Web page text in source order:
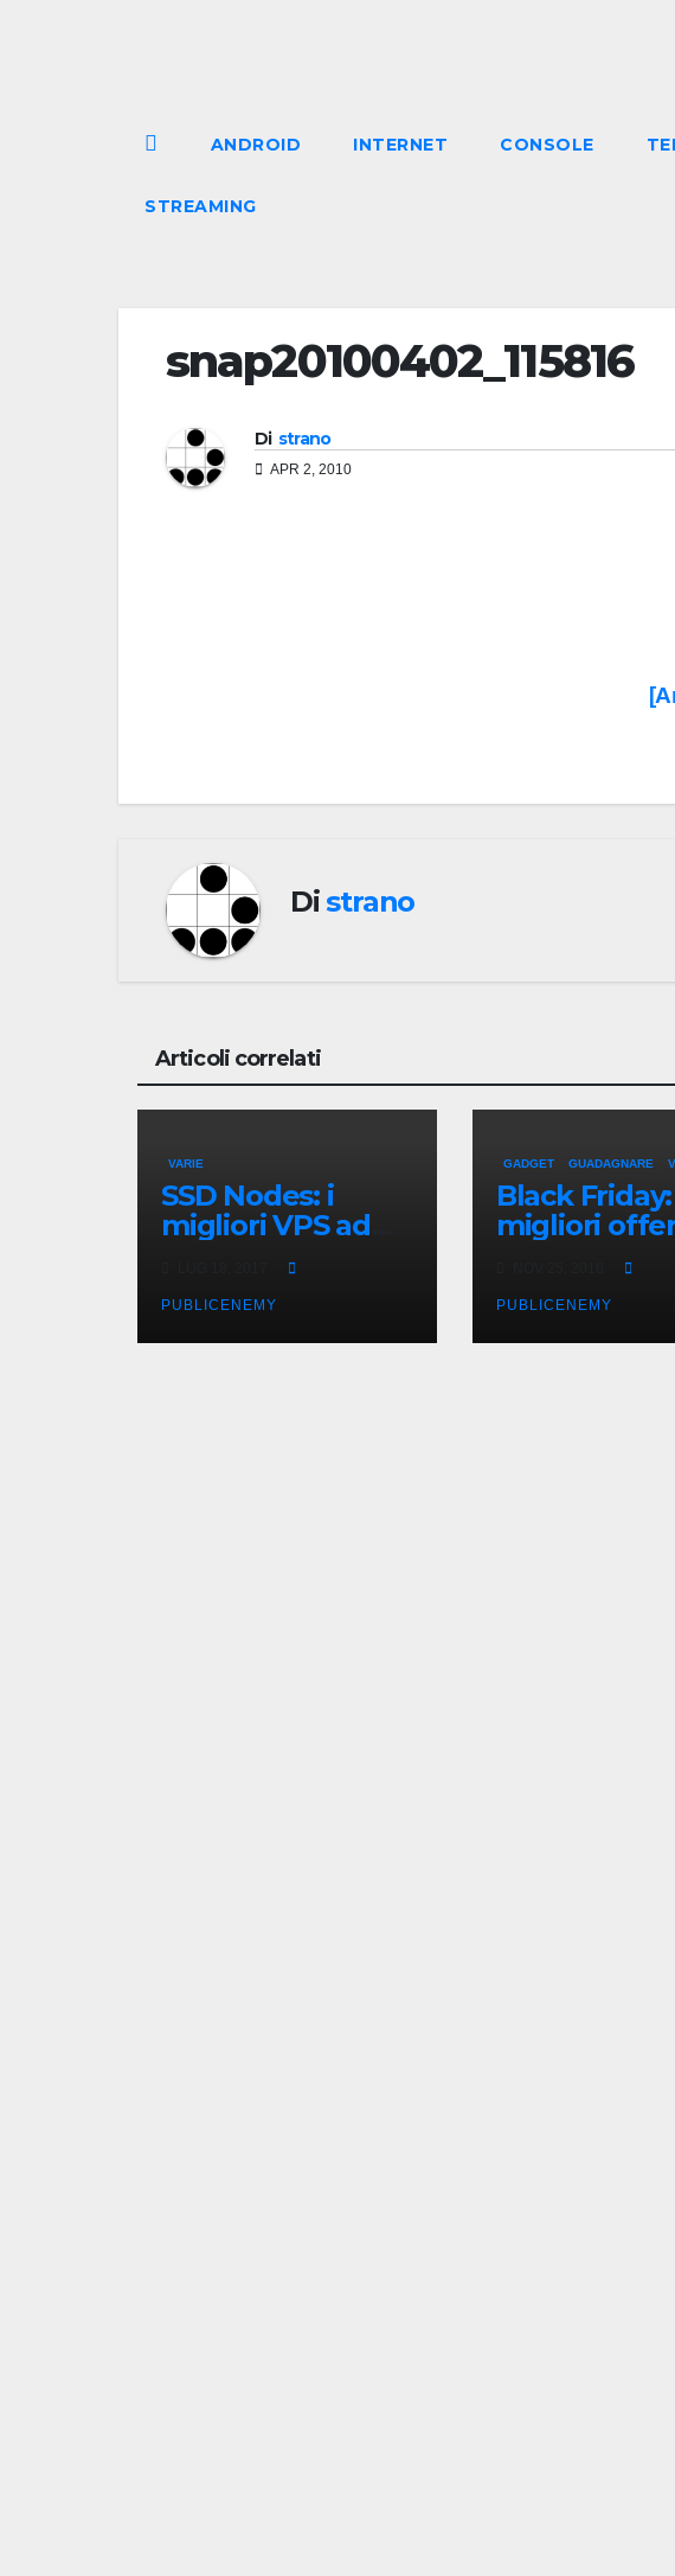
ANDROID INTERNET CONSOLE
STREAMING
snap20100402_115816
Di strano
APR 2, 2010
Distrano
Articoli correlati
VARIE
SSD Nodes: i
migliori VPS ad
un prezzo
imbattibile
PUBLICENEMY
GADGET GUADAGNARE
Black
migliori
GearBest
PUBLICENEMY